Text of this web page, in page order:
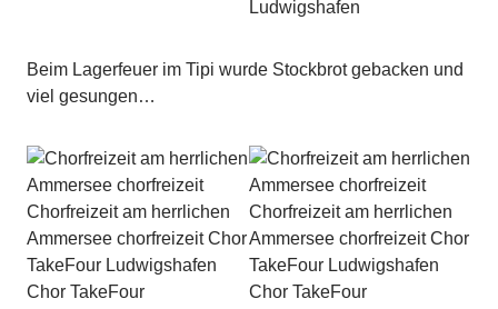
Beim Lagerfeuer im Tipi wurde Stockbrot gebacken und
viel gesungen…